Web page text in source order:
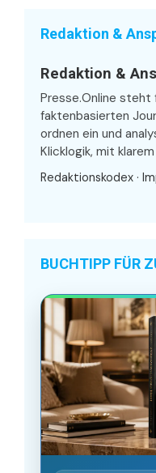
Redaktion &
Redaktion &
Presse.Online steht
faktenbasierten
ordnen ein und
Klicklogik, mit
Redaktionskodex ·
BUCHTIPP FÜR